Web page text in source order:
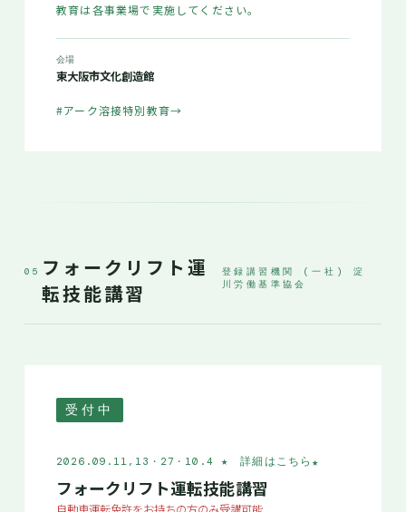
教育は各事業場で実施してください。
会場
東大阪市文化創造館
#アーク溶接特別教育→
05 フォークリフト運
転技能講習
登録講習機関 (一社) 淀
川労働基準協会
受付中
2026.09.11,13・27・10.4 ★ 詳細はこちら★
フォークリフト運転技能講習